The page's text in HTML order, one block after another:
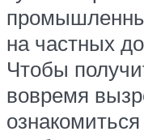
на частных
Чтобы
вовремя